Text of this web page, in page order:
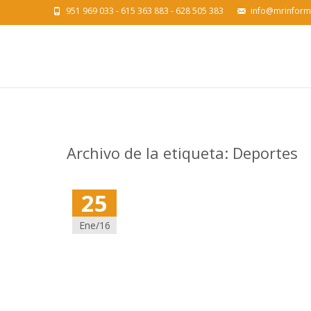
951 969 033 - 615 363 883 - 628 505 383
Archivo de la etiqueta: Deportes
25
Ene/16